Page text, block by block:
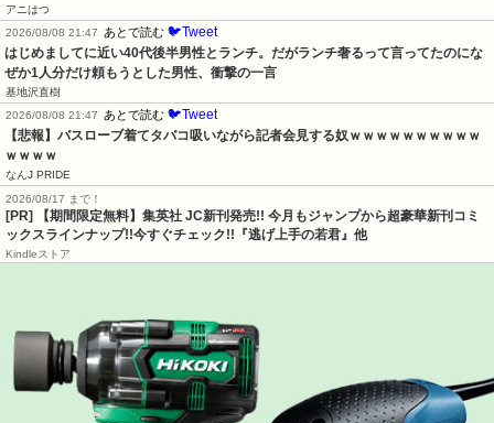
アニはつ
2026/08/08 21:47
あとで読む 🐦Tweet
はじめましてに近い40代後半男性とランチ。だがランチ奢るって言ってたのにな
ぜか1人分だけ頼もうとした男性、衝撃の一言
基地沢直樹
2026/08/08 21:47
あとで読む 🐦Tweet
【悲報】バスローブ着てタバコ吸いながら記者会見する奴ｗｗｗｗｗｗｗｗｗｗ
ｗｗｗｗ
なんJ PRIDE
2026/08/17 まで！
[PR] 【期間限定無料】集英社 JC新刊発売!! 今月もジャンプから超豪華新刊コミ
ックスラインナップ!!今すぐチェック!!『逃げ上手の若君』他
Kindleストア